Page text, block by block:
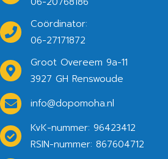
Coördinator:
06-27171872
Groot Overeem 9a-11
3927 GH Renswoude
info@dopomoha.nl
KvK-nummer: 96423412
RSIN-nummer: 867604712